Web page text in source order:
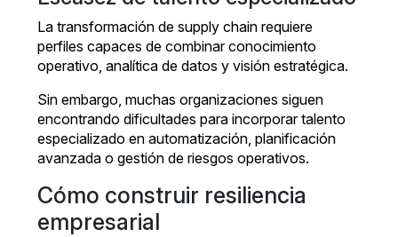
La transformación de supply chain requiere
perfiles capaces de combinar conocimiento
operativo, analítica de datos y visión estratégica.
Sin embargo, muchas organizaciones siguen
encontrando dificultades para incorporar talento
especializado en automatización, planificación
avanzada o gestión de riesgos operativos.
Cómo construir resiliencia
empresarial